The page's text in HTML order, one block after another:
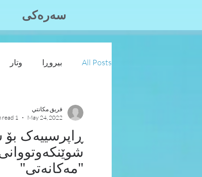
سه‌ره‌كی
All Posts بیروڕا وتار
ڕاپرسییەک
"مەکانەتی"
فريق مكانتي
May 24, 2022
1 min read